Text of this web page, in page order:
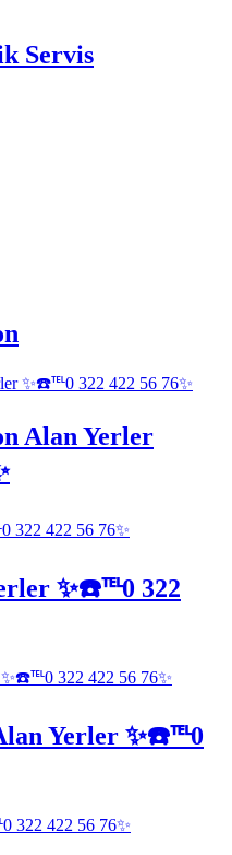
Servis
Alan Yerler
✨☎️℡0 322
Yerler ✨☎️℡0